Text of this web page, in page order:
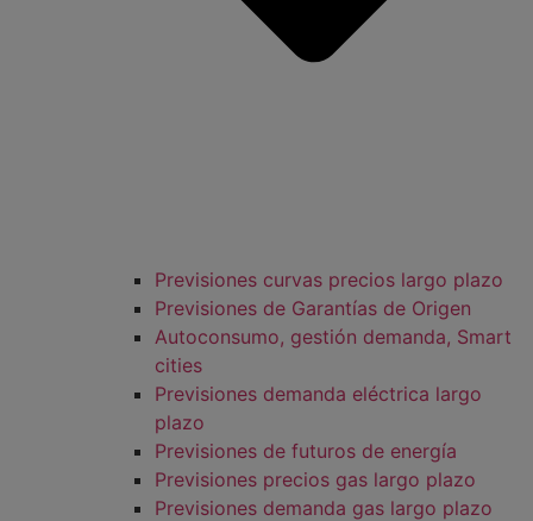
Previsiones curvas precios largo plazo
Previsiones de Garantías de Origen
Autoconsumo, gestión demanda, Smart
cities
Previsiones demanda eléctrica largo
plazo
Previsiones de futuros de energía
Previsiones precios gas largo plazo
Previsiones demanda gas largo plazo